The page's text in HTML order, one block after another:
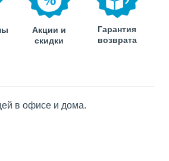
Акции и
скидки
Гарантия
возврата
в офисе и дома.